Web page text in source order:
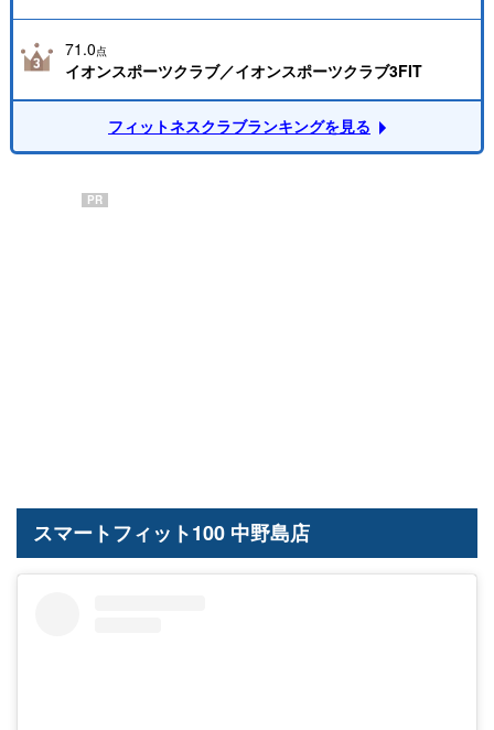
71.0点
イオンスポーツクラブ／イオンスポーツクラブ3FIT
フィットネスクラブランキングを見る
PR
スマートフィット100 中野島店